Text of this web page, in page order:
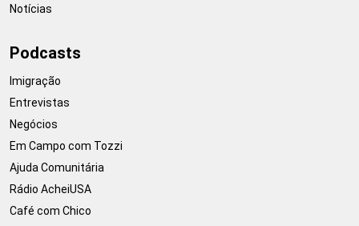
Notícias
Podcasts
Imigração
Entrevistas
Negócios
Em Campo com Tozzi
Ajuda Comunitária
Rádio AcheiUSA
Café com Chico